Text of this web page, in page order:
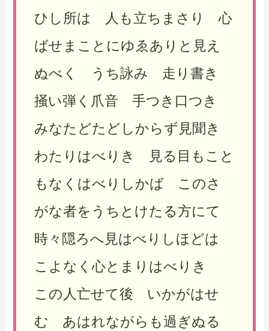
ひし所は 人も立ちまさり 心
ばせまことにゆゑありと見え
ぬべく うち詠み 走り書き
掻い弾く爪音 手つき口つき
みなたどたどしからず見聞き
わたりはべりき 見る目もこと
もなくはべりしかば このさ
がな者をうちとけたる方にて
時々隠ろへ見はべりしほどは
こよなく心とまりはべりき
この人亡せて後 いかがはせ
む あはれながらも過ぎぬる